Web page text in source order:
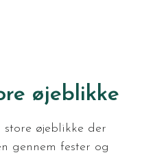
øjeblikke
øjeblikke der
gennem fester og